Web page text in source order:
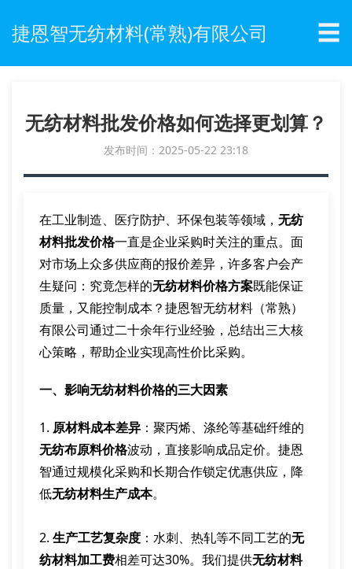
捷恩智无纺材料(常熟)有限公司 ☰
无纺材料批发价格如何选择更划算？
发布时间：2025-05-22 23:18
在工业制造、医疗防护、环保包装等领域， 无纺
材料批发价格一直是企业采购时关注的重点。面
对市场上众多供应商的报价差异，许多客户会产
生疑问：究竟怎样的无纺材料价格方案既能保证
质量，又能控制成本？捷恩智无纺材料（常熟）
有限公司通过二十余年行业经验，总结出三大核
心策略，帮助企业实现高性价比采购。
一、影响无纺材料价格的三大因素
1. 原材料成本差异 ：聚丙烯、涤纶等基础纤维的
无纺布原料价格波动，直接影响成品定价。捷恩
智通过规模化采购和长期合作锁定优惠供应，降
低无纺材料生产成本。
2. 生产工艺复杂度 ：水刺、热轧等不同工艺的无
纺材料加工费相差可达30%。我们提供无纺材料